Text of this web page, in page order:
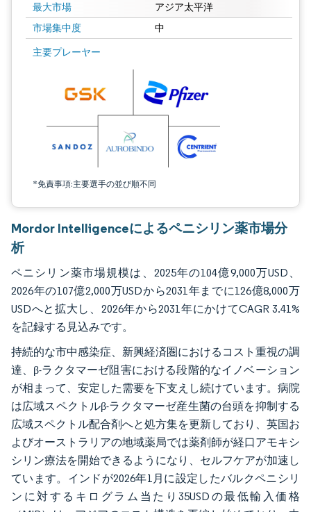
最大市場 アジア太平洋
市場集中度 中
主要プレーヤー
*免責事項:主要選手の並び順不同
画像 © Mordor Intelligence。再利用にはCC BY 4.0の表示が必要です。
Mordor Intelligenceによるペニシリン薬市場分
析
ペニシリン薬市場規模は、2025年の104億9,000万USD、
2026年の107億2,000万USDから2031年までに126億8,000万
USDへと拡大し、2026年から2031年にかけてCAGR 3.41%
を記録する見込みです。
持続的な市中感染症、新興経済圏におけるコスト重視の調
達、β-ラクタマーゼ阻害における段階的なイノベーション
が相まって、安定した需要を下支えし続けています。病院
は広域スペクトルβ-ラクタマーゼ産生菌の台頭を抑制する
広域スペクトル配合剤へと処方集を更新しており、英国お
よびオーストラリアの地域薬局では薬剤師が経口アモキシ
シリン療法を開始できるようになり、セルフケアが加速し
ています。インドが2026年1月に設定したバルクペニシリ
ンに対するキログラム当たり35USDの最低輸入価格